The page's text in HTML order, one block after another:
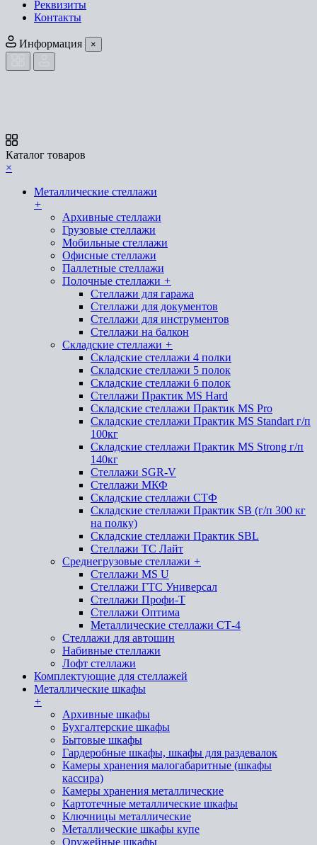
Реквизиты
Контакты
Информация ×
Каталог товаров
×
Металлические стеллажи
+
Архивные стеллажи
Грузовые стеллажи
Мобильные стеллажи
Офисные стеллажи
Паллетные стеллажи
Полочные стеллажи +
Стеллажи для гаража
Стеллажи для документов
Стеллажи для инструментов
Стеллажи на балкон
Складские стеллажи +
Складские стеллажи 4 полки
Складские стеллажи 5 полок
Складские стеллажи 6 полок
Стеллажи Практик MS Hard
Складские стеллажи Практик MS Pro
Складские стеллажи Практик MS Standart г/п
100кг
Складские стеллажи Практик MS Strong г/п
140кг
Стеллажи SGR-V
Стеллажи МКФ
Складские стеллажи СТФ
Складские стеллажи Практик SB (г/п 300 кг
на полку)
Складские стеллажи Практик SBL
Стеллажи ТС Лайт
Среднегрузовые стеллажи +
Стеллажи MS U
Стеллажи ГТС Универсал
Стеллажи Профи-Т
Стеллажи Оптима
Металлические стеллажи СТ-4
Стеллажи для автошин
Набивные стеллажи
Лофт стеллажи
Комплектующие для стеллажей
Металлические шкафы
+
Архивные шкафы
Бухгалтерские шкафы
Бытовые шкафы
Гардеробные шкафы, шкафы для раздевалок
Камеры хранения малогабаритные (шкафы
кассира)
Камеры хранения металлические
Картотечные металлические шкафы
Ключницы металлические
Металлические шкафы купе
Оружейные шкафы